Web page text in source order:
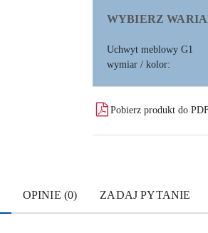
WYBIERZ
Uchwyt meblowy G1
wymiar / kolor:
Pobierz produkt do
OPINIE (0) ZADAJ PYTANIE